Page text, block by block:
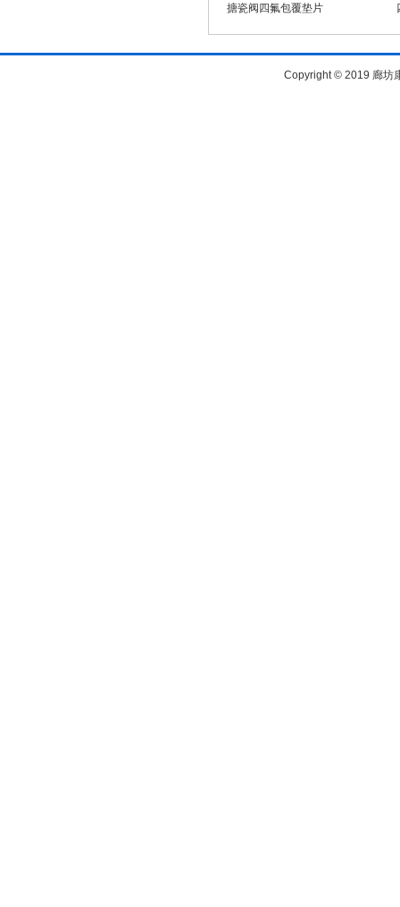
搪瓷阀四氟包覆垫片
Copyright © 2019 廊坊